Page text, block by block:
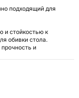
подходящий для
и стойкостью к
обивки стола.
и